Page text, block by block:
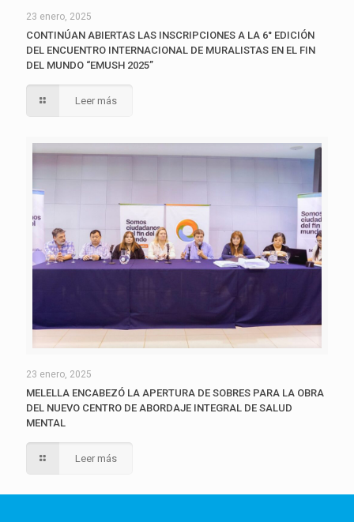
23 enero, 2025
CONTINÚAN ABIERTAS LAS INSCRIPCIONES A LA 6° EDICIÓN
DEL ENCUENTRO INTERNACIONAL DE MURALISTAS EN EL FIN
DEL MUNDO “EMUSH 2025”
Leer más
23 enero, 2025
MELELLA ENCABEZÓ LA APERTURA DE SOBRES PARA LA OBRA
DEL NUEVO CENTRO DE ABORDAJE INTEGRAL DE SALUD
MENTAL
Leer más